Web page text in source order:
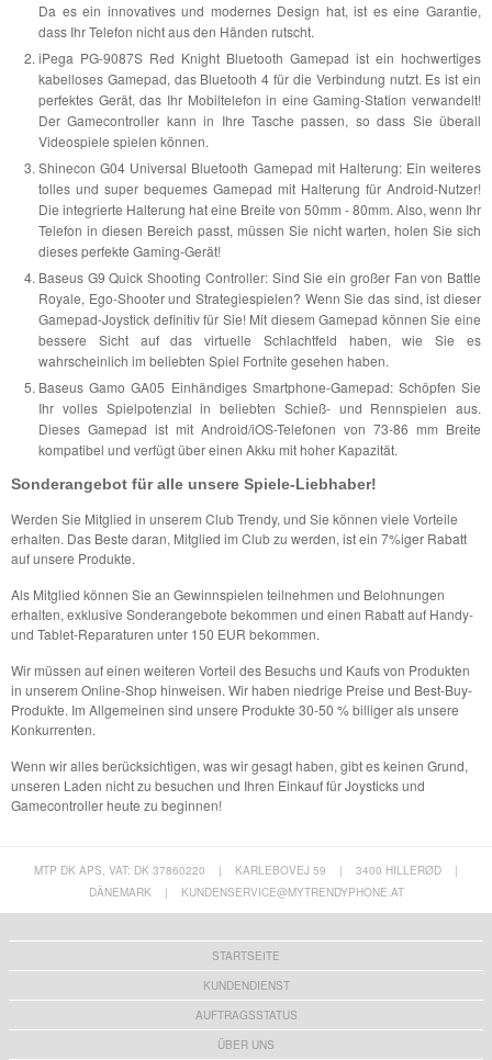
Da es ein innovatives und modernes Design hat, ist es eine Garantie,
dass Ihr Telefon nicht aus den Händen rutscht.
iPega PG-9087S Red Knight Bluetooth Gamepad ist ein hochwertiges
kabelloses Gamepad, das Bluetooth 4 für die Verbindung nutzt. Es ist ein
perfektes Gerät, das Ihr Mobiltelefon in eine Gaming-Station verwandelt!
Der Gamecontroller kann in Ihre Tasche passen, so dass Sie überall
Videospiele spielen können.
Shinecon G04 Universal Bluetooth Gamepad mit Halterung: Ein weiteres
tolles und super bequemes Gamepad mit Halterung für Android-Nutzer!
Die integrierte Halterung hat eine Breite von 50mm - 80mm. Also, wenn Ihr
Telefon in diesen Bereich passt, müssen Sie nicht warten, holen Sie sich
dieses perfekte Gaming-Gerät!
Baseus G9 Quick Shooting Controller: Sind Sie ein großer Fan von Battle
Royale, Ego-Shooter und Strategiespielen? Wenn Sie das sind, ist dieser
Gamepad-Joystick definitiv für Sie! Mit diesem Gamepad können Sie eine
bessere Sicht auf das virtuelle Schlachtfeld haben, wie Sie es
wahrscheinlich im beliebten Spiel Fortnite gesehen haben.
Baseus Gamo GA05 Einhändiges Smartphone-Gamepad: Schöpfen Sie
Ihr volles Spielpotenzial in beliebten Schieß- und Rennspielen aus.
Dieses Gamepad ist mit Android/iOS-Telefonen von 73-86 mm Breite
kompatibel und verfügt über einen Akku mit hoher Kapazität.
Sonderangebot für alle unsere Spiele-Liebhaber!
Werden Sie Mitglied in unserem Club Trendy, und Sie können viele Vorteile
erhalten. Das Beste daran, Mitglied im Club zu werden, ist ein 7%iger Rabatt
auf unsere Produkte.
Als Mitglied können Sie an Gewinnspielen teilnehmen und Belohnungen
erhalten, exklusive Sonderangebote bekommen und einen Rabatt auf Handy-
und Tablet-Reparaturen unter 150 EUR bekommen.
Wir müssen auf einen weiteren Vorteil des Besuchs und Kaufs von Produkten
in unserem Online-Shop hinweisen. Wir haben niedrige Preise und Best-Buy-
Produkte. Im Allgemeinen sind unsere Produkte 30-50 % billiger als unsere
Konkurrenten.
Wenn wir alles berücksichtigen, was wir gesagt haben, gibt es keinen Grund,
unseren Laden nicht zu besuchen und Ihren Einkauf für Joysticks und
Gamecontroller heute zu beginnen!
MTP DK APS, VAT: DK 37860220 | KARLEBOVEJ 59 | 3400 HILLERØD
|
DÄNEMARK
| KUNDENSERVICE@MYTRENDYPHONE.AT
STARTSEITE
KUNDENDIENST
AUFTRAGSSTATUS
ÜBER UNS